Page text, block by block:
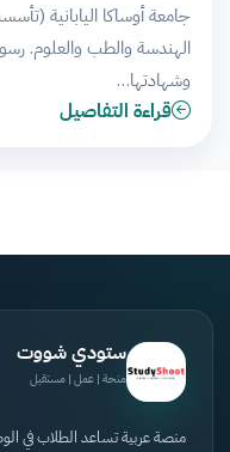
وشهادتها…
قراءة التفاصيل
ستودي شووت
منحة | عمل | مستقبل
منصة عربية تساعد الطلاب في